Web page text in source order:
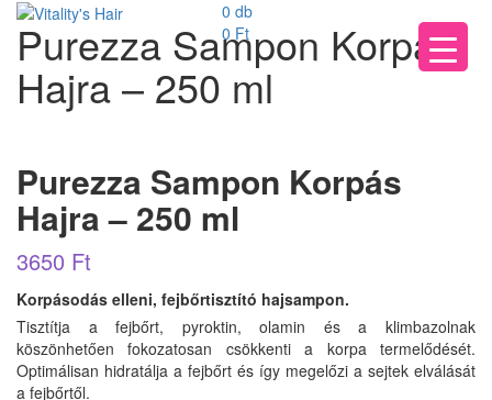
0 db
0 Ft
Purezza Sampon Korpás
Hajra – 250 ml
Purezza Sampon Korpás
Hajra – 250 ml
3650 Ft
Korpásodás elleni, fejbőrtisztító hajsampon.
Tisztítja a fejbőrt, pyroktin, olamin és a klimbazolnak
köszönhetően fokozatosan csökkenti a korpa termelődését.
Optimálisan hidratálja a fejbőrt és így megelőzi a sejtek elválását
a fejbőrtől.